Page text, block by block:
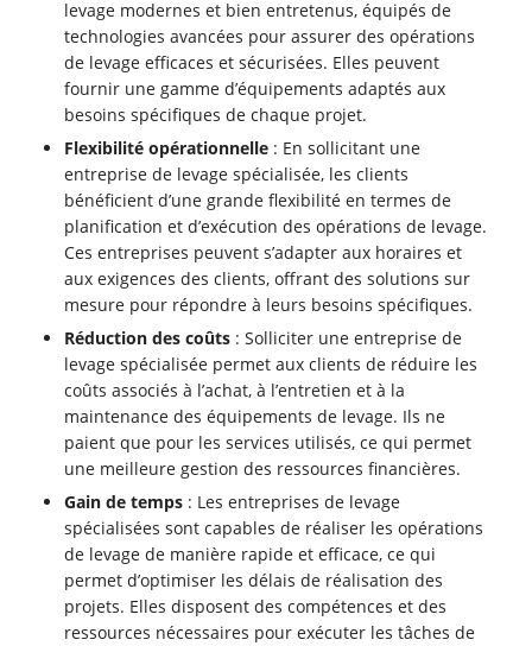
levage modernes et bien entretenus, équipés de
technologies avancées pour assurer des opérations
de levage efficaces et sécurisées. Elles peuvent
fournir une gamme d’équipements adaptés aux
besoins spécifiques de chaque projet.
Flexibilité opérationnelle : En sollicitant une
entreprise de levage spécialisée, les clients
bénéficient d’une grande flexibilité en termes de
planification et d’exécution des opérations de levage.
Ces entreprises peuvent s’adapter aux horaires et
aux exigences des clients, offrant des solutions sur
mesure pour répondre à leurs besoins spécifiques.
Réduction des coûts : Solliciter une entreprise de
levage spécialisée permet aux clients de réduire les
coûts associés à l’achat, à l’entretien et à la
maintenance des équipements de levage. Ils ne
paient que pour les services utilisés, ce qui permet
une meilleure gestion des ressources financières.
Gain de temps : Les entreprises de levage
spécialisées sont capables de réaliser les opérations
de levage de manière rapide et efficace, ce qui
permet d’optimiser les délais de réalisation des
projets. Elles disposent des compétences et des
ressources nécessaires pour exécuter les tâches de